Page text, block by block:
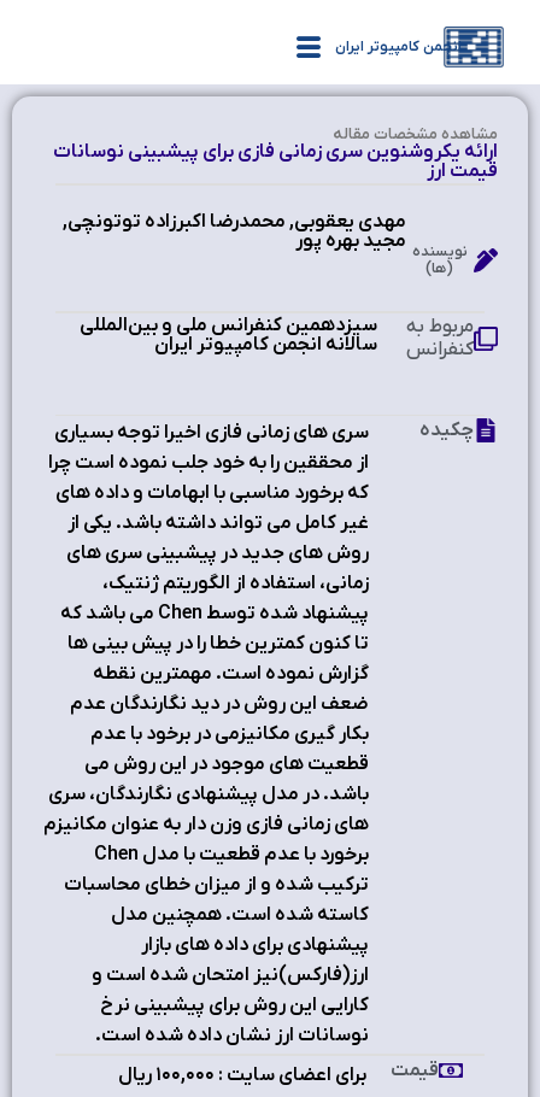
انجمن کامپیوتر ایران
مشاهده‌ مشخصات مقاله
ارائه یکروشنوین سری زمانی فازی برای پیشبینی نوسانات
قیمت ارز
مهدی یعقوبی, محمدرضا اکبرزاده توتونچی,
مجید بهره پور نویسنده
(ها)
سیزدهمین کنفرانس ملی و بین‌المللی
سالانه انجمن کامپیوتر ایران
مربوط به
کنفرانس
سری های زمانی فازی اخیرا توجه بسیاری
از محققین را به خود جلب نموده است چرا
که برخورد مناسبی با ابهامات و داده های
غیر کامل می تواند داشته باشد. یکی از
روش های جدید در پیشبینی سری های
زمانی، استفاده از الگوریتم ژنتیک،
پیشنهاد شده توسط Chen می باشد که
تا کنون کمترین خطا را در پیش بینی ها
گزارش نموده است. مهمترین نقطه
ضعف این روش در دید نگارندگان عدم
بکار گیری مکانیزمی در برخود با عدم
قطعیت های موجود در این روش می
باشد. در مدل پیشنهادی نگارندگان، سری
های زمانی فازی وزن دار به عنوان مکانیزم
برخورد با عدم قطعیت با مدل Chen
ترکیب شده و از میزان خطای محاسبات
کاسته شده است. همچنین مدل
پیشنهادی برای داده های بازار
ارز(فارکس)نیز امتحان شده است و
کارایی این روش برای پیشبینی نرخ
نوسانات ارز نشان داده شده است.
چکیده
برای اعضای سایت : ۱٠٠,٠٠٠ ریال
قیمت